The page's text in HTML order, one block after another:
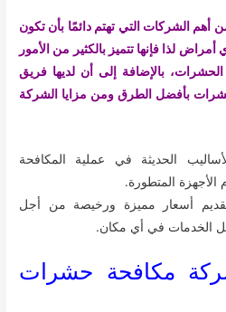
أهم الشركات التي تهتم دائمًا بأن تكون
لذا فإنها تتميز بالكثير من الأمور
بالإضافة إلى أن لديها فريق
بأفضل الطرق ومن مزايا الشركة
الحديثة في عملية المكافحة
الأجهزة المتطورة.
أسعار مميزة ورخيصة من أجل
الخدمات في أي مكان.
مكافحة حشرات